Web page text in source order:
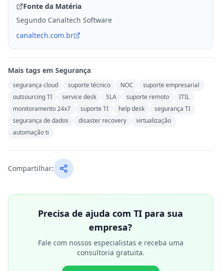
Fonte da Matéria
Segundo Canaltech Software
canaltech.com.br
Mais tags em Segurança
segurança cloud suporte técnico NOC
suporte empresarial
outsourcing TI
service desk SLA suporte remoto
ITIL
monitoramento 24x7
suporte TI help desk
segurança TI
segurança de dados
disaster recovery
virtualização
automação ti
Compartilhar:
Precisa de ajuda com TI para sua
empresa?
Fale com nossos especialistas e receba uma
consultoria gratuita.